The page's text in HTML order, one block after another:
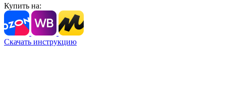
Купить на:
Скачать инструкцию